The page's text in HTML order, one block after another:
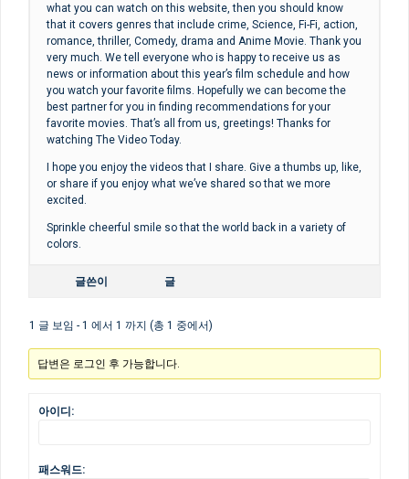
what you can watch on this website, then you should know
that it covers genres that include crime, Science, Fi-Fi, action,
romance, thriller, Comedy, drama and Anime Movie. Thank you
very much. We tell everyone who is happy to receive us as
news or information about this year’s film schedule and how
you watch your favorite films. Hopefully we can become the
best partner for you in finding recommendations for your
favorite movies. That’s all from us, greetings! Thanks for
watching The Video Today.
I hope you enjoy the videos that I share. Give a thumbs up, like,
or share if you enjoy what we’ve shared so that we more
excited.
Sprinkle cheerful smile so that the world back in a variety of
colors.
글쓴이 글
1 글 보임 - 1 에서 1 까지 (총 1 중에서)
답변은 로그인 후 가능합니다.
아이디:
패스워드: